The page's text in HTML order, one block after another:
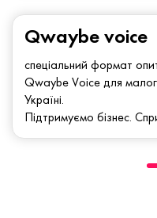
Qwaybe voice
спеціальний формат
Qwaybe Voice для
Україні.
Підтримуємо бізнес.